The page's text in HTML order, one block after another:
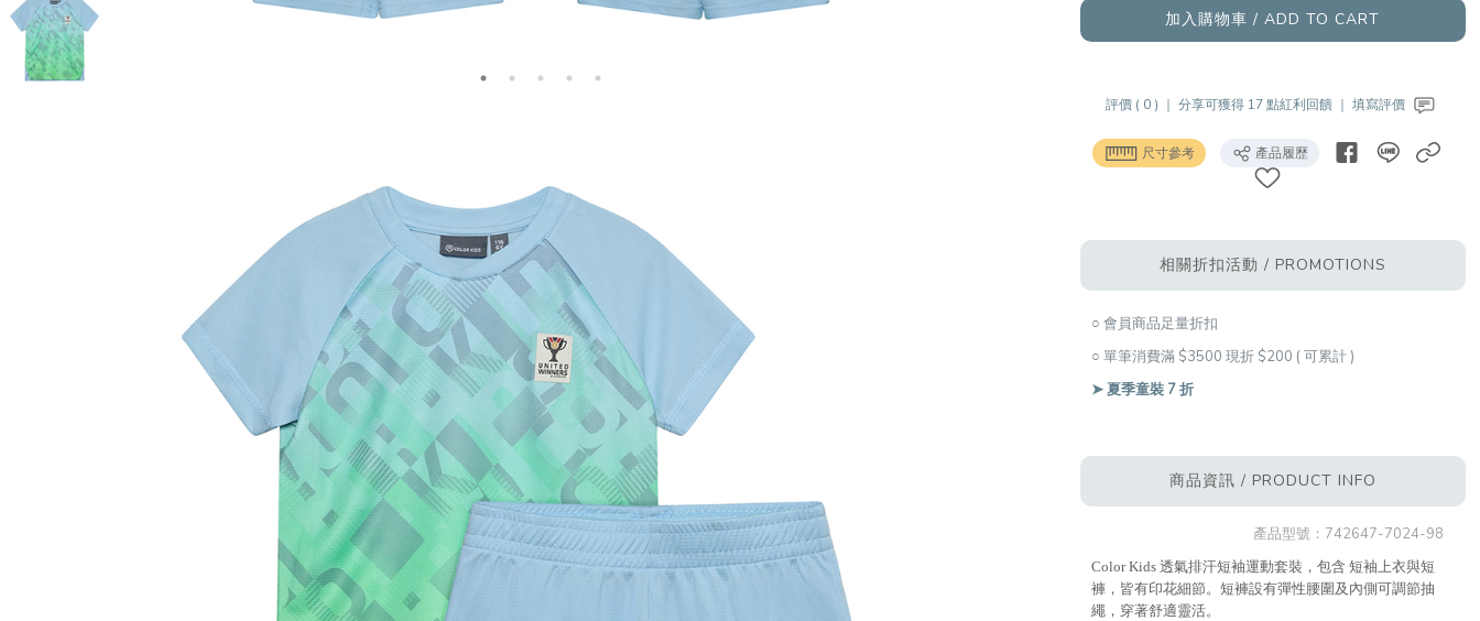
加入購物車 / ADD TO CART
評價 ( 0 ) ｜分享可獲得 17 點紅利回饋 ｜填寫評價
尺寸參考 產品履歷
相關折扣活動 / PROMOTIONS
○ 會員商品足量折扣
○ 單筆消費滿 $3500 現折 $200 ( 可累計 )
➤ 夏季童裝 7 折
商品資訊 / PRODUCT INFO
產品型號： 742647-7024-98
Color Kids 透氣排汗短袖運動套裝，包含 短袖上衣與短
褲，皆有印花細節。短褲設有彈性腰圍及內側可調節抽
繩，穿著舒適靈活。